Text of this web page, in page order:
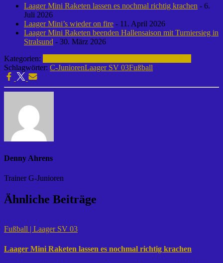
Laager Mini Raketen lassen es nochmal richtig krachen - 6.
Juli 2026
Laager Mini’s wieder on fire - 11. April 2026
Laager Mini Raketen beenden Hallensaison mit Turniersieg in
Stralsund - 30. März 2026
Kategorien:
Schlagwörter: C-JuniorenLaager SV 03Fußball
Denny Ahrens
Trainer G-Junioren
Ähnliche Beiträge
Fußball | Laager SV 03
Laager Mini Raketen lassen es nochmal richtig krachen